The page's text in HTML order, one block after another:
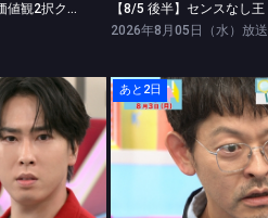
【8/6 前半】細田佳央太が熱唱！？価値観2択クイズ開催
【8/5 後半】センスなし
2026年8月05日（水）放
【8/4 前半】スノ宮舘プレゼンツ！ご当地キティクイズ！
あと2日
ラヴ